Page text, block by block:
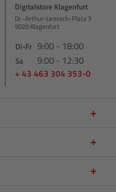
Digitalstore Klagenfurt
Dr.-Arthur-Lemisch-Platz 3
9020 Klagenfurt
Di-Fr 9:00 - 18:00
Sa 9:00 - 12:30
+ 43 463 304 353-0